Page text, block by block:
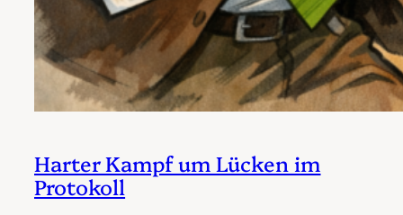
Harter Kampf um Lücken im
Protokoll